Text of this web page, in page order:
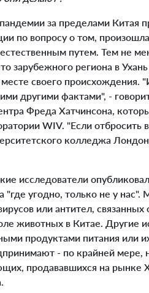
за пределами Китая
по вопросу о том,
путем. Тем не
зарубежного региона в
своего происхождения.
другими фактами", -
Фреда Хатчинсона,
WIV. "Если отбросить
колледжа
исследователи
"где угодно, только не у
или антител,
животных в Китае. Другие
продуктами питания или
- по крайней
продававшихся на рынке